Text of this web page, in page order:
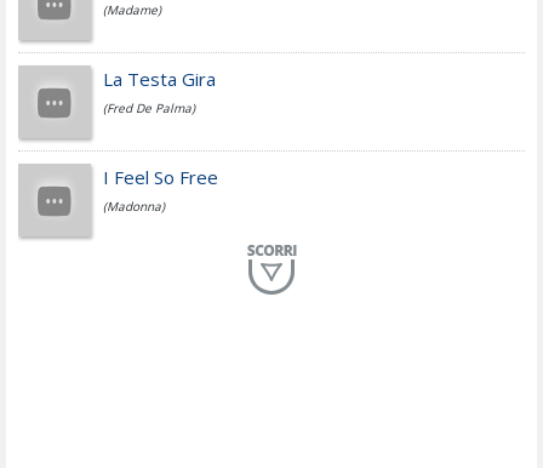
Fedez
Simone Cristicchi
(Madame)
La Testa Gira
(Fred De Palma)
I Feel So Free
(Madonna)